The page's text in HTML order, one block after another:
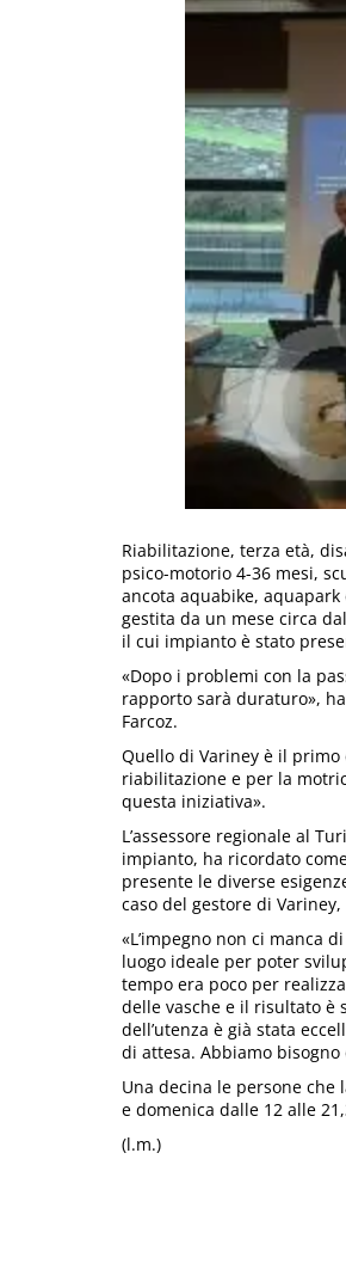
Riabilitazione, terza età,
psico-motorio 4-36 mesi,
ancota aquabike,
gestita da un mese circa
il cui impianto è stato
«Dopo i problemi con la
rapporto sarà duraturo»,
Farcoz.
Quello di Variney è il primo
riabilitazione e per la
questa iniziativa».
L’assessore regionale al
impianto, ha ricordato
presente le diverse
caso del gestore di
«L’impegno non ci manca
luogo ideale per poter
tempo era poco per
delle vasche e il risultato è
dell’utenza è già stata
di attesa. Abbiamo
Una decina le persone che
e domenica dalle 12 alle
(l.m.)